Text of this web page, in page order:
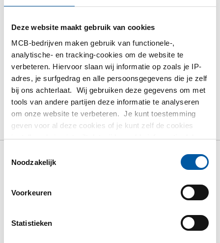
Deze website maakt gebruik van cookies
MCB-bedrijven maken gebruik van functionele-,
analytische- en tracking-cookies om de website te
verbeteren. Hiervoor slaan wij informatie op zoals je IP-
adres, je surfgedrag en alle persoonsgegevens die je zelf
bij ons achterlaat. Wij gebruiken deze gegevens om met
tools van andere partijen deze informatie te analyseren
om onze website te verbeteren. Je kunt toestemming
geven voor al deze cookies of je kunt zelf de cookies
instellen als je niet wilt dat wij bepaalde informatie delen.
partijen waarmee wij samenwerken vind je in ons
Noodzakelijk
Voorkeuren
Statistieken
Volg uw order via Track&Trace
PRODUCT
PRODUCT OMSCHRIJVING
BRUTO PRIJSLIJST
DOWNLOADS
SPECIFICATIES
Bruto prijslijst: Rvs
1.4301/1.4307 (304/304L)
blank geslepen passing h8